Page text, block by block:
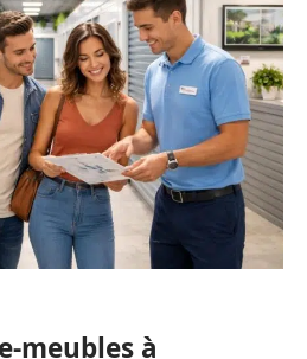
meubles à